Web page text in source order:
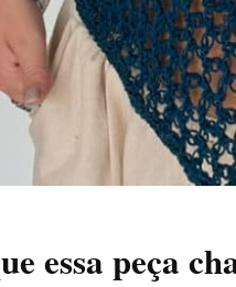
essa peça